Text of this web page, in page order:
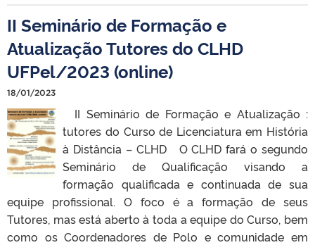
II Seminário de Formação e
Atualização Tutores do CLHD
UFPel/2023 (online)
18/01/2023
II Seminário de Formação e Atualização :
tutores do Curso de Licenciatura em História
à Distância – CLHD O CLHD fará o segundo
Seminário de Qualificação visando a
formação qualificada e continuada de sua
equipe profissional. O foco é a formação de seus
Tutores, mas está aberto à toda a equipe do Curso, bem
como os Coordenadores de Polo e comunidade em